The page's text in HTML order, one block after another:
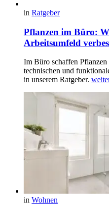
in Ratgeber
Pflanzen im Büro:
Arbeitsumfeld
Im Büro schaffen
technischen und
in unserem Ratgeber.
in Wohnen